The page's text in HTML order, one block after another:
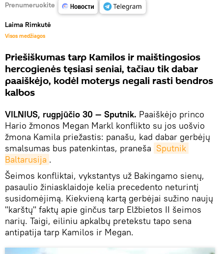
Prenumeruokite
Laima Rimkutė
Visos medžiagos
Priešiškumas tarp Kamilos ir maištingosios
hercogienės tęsiasi seniai, tačiau tik dabar
paaiškėjo, kodėl moterys negali rasti bendros
kalbos
VILNIUS, rugpjūčio 30 — Sputnik. Paaiškėjo princo
Hario žmonos Megan Markl konflikto su jos uošvio
žmona Kamila priežastis: panašu, kad dabar gerbėjų
smalsumas bus patenkintas, praneša Sputnik
Baltarusija .
Šeimos konfliktai, vykstantys už Bakingamo sienų,
pasaulio žiniasklaidoje kelia precedento neturintį
susidomėjimą. Kiekvieną kartą gerbėjai sužino naujų
"karštų" faktų apie ginčus tarp Elžbietos II šeimos
narių. Taigi, eiliniu apkalbų pretekstu tapo sena
antipatija tarp Kamilos ir Megan.